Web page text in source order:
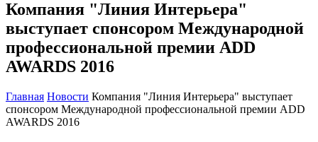
Компания "Линия Интерьера"
выступает спонсором Международной
профессиональной премии ADD
AWARDS 2016
Главная Новости Компания "Линия Интерьера" выступает
спонсором Международной профессиональной премии ADD
AWARDS 2016